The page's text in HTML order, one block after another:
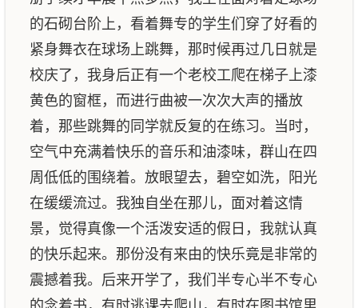
的石砌台阶上，看着舞专的学生们穿了好看的
紧身舞衣在球场上跳舞，那时候再过几日就是
校庆了，我身后正有一个老校工爬在梯子上漆
黄色的窗框，而进行曲被一次次大声的播放
着，那些跳舞的同学就反复的在练习。当时，
空气中充满着快乐的音乐和油漆味，群山在四
周低低的围绕着。放眼望去，碧空如洗，阳光
在缓缓流过。我独自坐在那儿，面对着这情
景，觉得真像一个活泼安适的假日，我就认真
的快乐起来。那份没有来由的快乐竟是非常的
震撼着我。后来开学了，我们半专心半不专心